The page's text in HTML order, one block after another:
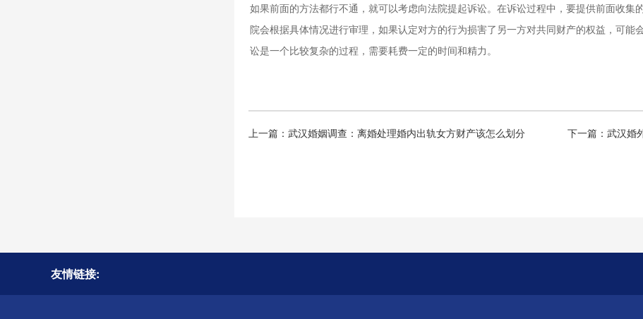
如果前面的方法都行不通，就可以考虑向法院提起诉讼。在诉讼过程中，要提供前面收
院会根据具体情况进行审理，如果认定对方的行为损害了另一方对共同财产的权益，可
讼是一个比较复杂的过程，需要耗费一定的时间和精力。
上一篇： 武汉婚姻调查：离婚处理婚内出轨女方财产该怎么划分 下一篇： 武汉婚
友情链接: